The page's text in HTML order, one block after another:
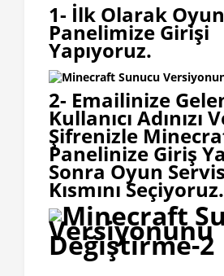
1- İlk Olarak Oyun
Panelimize Girişi
Yapıyoruz.
2- Emailinize
Kullanıcı Adınızı
Şifrenizle
Panelinize Giriş
Sonra Oyun
Kısmını Seçiyoruz.